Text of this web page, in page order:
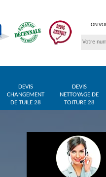
ON
DEVIS
CHANGEMENT
DE TUILE 28
DEVIS
NETTOYAGE DE
TOITURE 28